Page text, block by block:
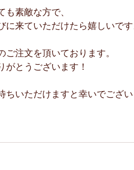
素敵な方で、
に来ていただけたら嬉しいで
注文を頂いております。
とうございます！
ちいただけますと幸いでござ